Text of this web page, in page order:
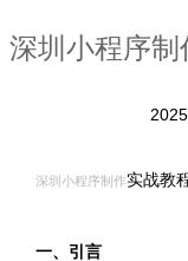
深圳小程序
深圳小程序制作实战教
一、引言